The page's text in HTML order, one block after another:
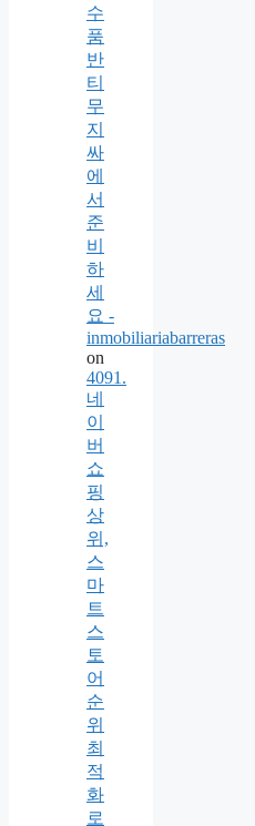
수
품
반
티
무
지
싸
에
서
준
비
하
세
요 -
inmobiliariabarreras
on
4091.
네
이
버
쇼
핑
상
위,
스
마
트
스
토
어
순
위
최
적
화
로